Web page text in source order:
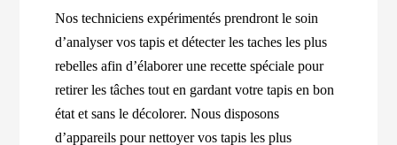
Nos techniciens expérimentés prendront le soin
d’analyser vos tapis et détecter les taches les plus
rebelles afin d’élaborer une recette spéciale pour
retirer les tâches tout en gardant votre tapis en bon
état et sans le décolorer. Nous disposons
d’appareils pour nettoyer vos tapis les plus